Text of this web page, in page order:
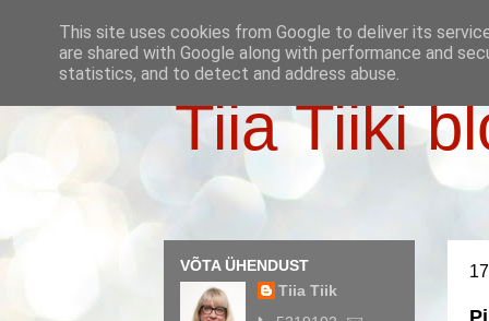
Tiia Tiiki
VÕTA ÜHENDUST
Tiia Tiik
This site uses cookies from Google to deliver its
are shared with Google along with performance and
statistics, and to detect and address abuse.